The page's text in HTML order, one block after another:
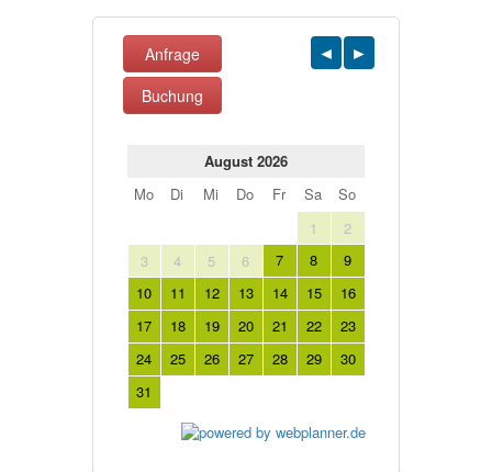
Anfrage
Buchung
August 2026
Mo
Di Mi Do Fr Sa
So
1
2
3
4 5 6 7 8
9
10
11 12 13 14 15
16
17
18 19 20 21 22
23
24
25 26 27 28 29
30
31